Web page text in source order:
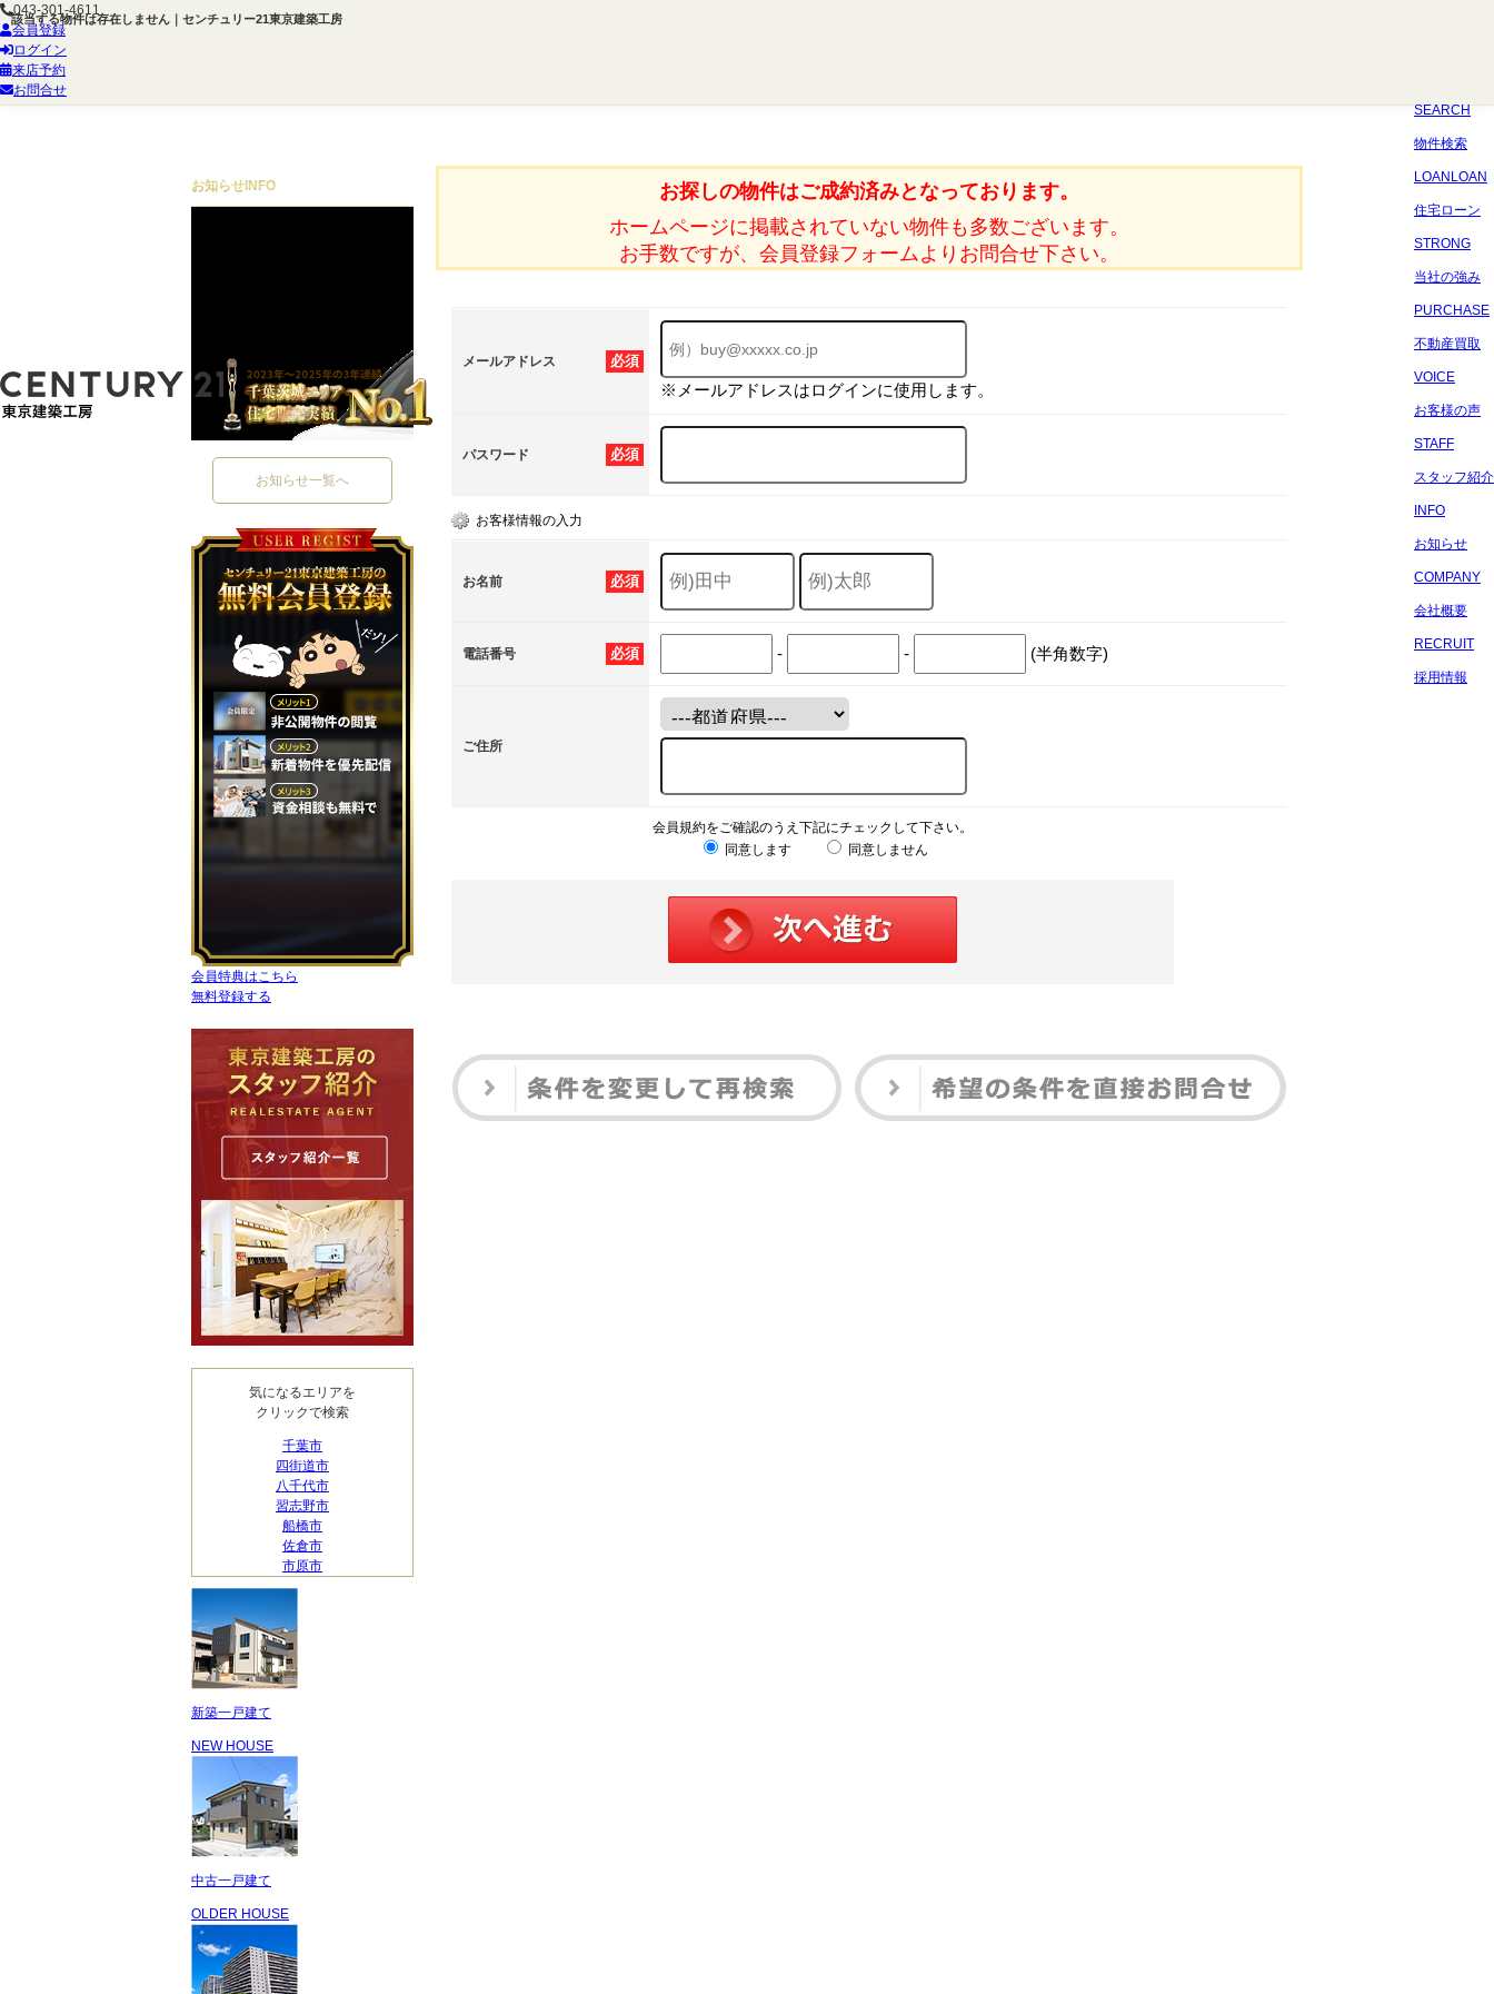
該当する物件は存在しません｜センチュリー21東京建築工房
043-301-4611
会員登録
ログイン
来店予約
お問合せ
SEARCH
物件検索
LOANLOAN
住宅ローン
STRONG
当社の強み
PURCHASE
不動産買取
VOICE
お客様の声
STAFF
スタッフ紹介
INFO
お知らせ
COMPANY
会社概要
RECRUIT
採用情報
お探しの物件はご成約済みとなっております。
ホームページに掲載されていない物件も多数ございます。
お手数ですが、会員登録フォームよりお問合せ下さい。
必須
メールアドレス
※メールアドレスはログインに使用します。
必須
パスワード
お客様情報の入力
必須
お名前
必須
電話番号 - - (半角数字)
ご住所
会員規約をご確認のうえ下記にチェックして下さい。
同意します
同意しません
お知らせ INFO
お知らせ一覧へ
会員特典はこちら
無料登録する
気になるエリアを
クリックで検索
千葉市
四街道市
八千代市
習志野市
船橋市
佐倉市
市原市
新築一戸建て
NEW HOUSE
中古一戸建て
OLDER HOUSE